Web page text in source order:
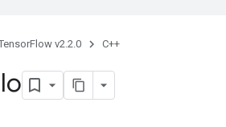
v2.2.0 C++